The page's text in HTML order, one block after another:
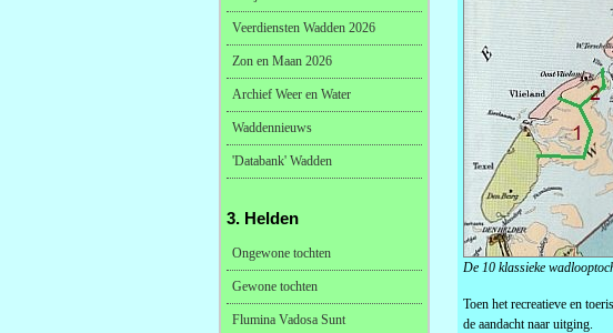
De 10 klassieke
Toen het recreatieve en
de aandacht naar uitging.
Veerdiensten Wadden 2026
Zon en Maan 2026
Archief Weer en Water
Waddennieuws
'Databank' Wadden
3. Helden
Ongewone tochten
Gewone tochten
Flumina Vadosa Sunt